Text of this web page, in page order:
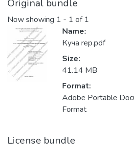
Original bundle
Now showing 1 - 1 of 1
Name:
Куча rep.pdf
Size:
41.14 MB
Format:
Adobe Portable
Format
License bundle